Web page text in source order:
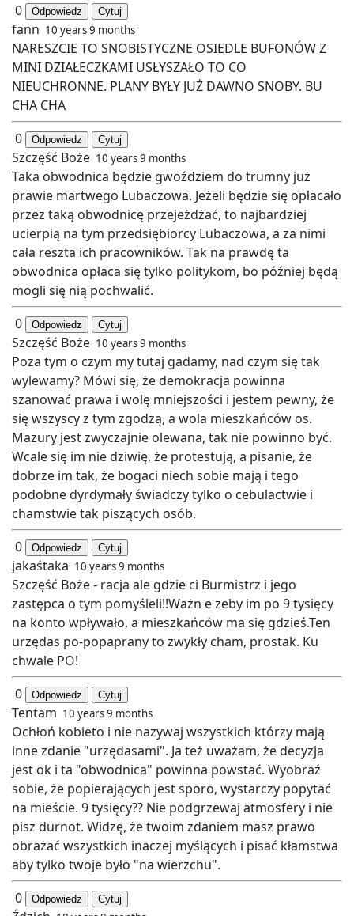
0
Odpowiedz Cytuj
fann 10 years 9 months
NARESZCIE TO SNOBISTYCZNE OSIEDLE BUFONÓW Z
MINI DZIAŁECZKAMI USŁYSZAŁO TO CO
NIEUCHRONNE. PLANY BYŁY JUŻ DAWNO SNOBY. BU
CHA CHA
0
Odpowiedz Cytuj
Szczęść Boże 10 years 9 months
Taka obwodnica będzie gwoździem do trumny już
prawie martwego Lubaczowa. Jeżeli będzie się opłacało
przez taką obwodnicę przejeżdżać, to najbardziej
ucierpią na tym przedsiębiorcy Lubaczowa, a za nimi
cała reszta ich pracowników. Tak na prawdę ta
obwodnica opłaca się tylko politykom, bo później będą
mogli się nią pochwalić.
0
Odpowiedz Cytuj
Szczęść Boże 10 years 9 months
Poza tym o czym my tutaj gadamy, nad czym się tak
wylewamy? Mówi się, że demokracja powinna
szanować prawa i wolę mniejszości i jestem pewny, że
się wszyscy z tym zgodzą, a wola mieszkańców os.
Mazury jest zwyczajnie olewana, tak nie powinno być.
Wcale się im nie dziwię, że protestują, a pisanie, że
dobrze im tak, że bogaci niech sobie mają i tego
podobne dyrdymały świadczy tylko o cebulactwie i
chamstwie tak piszących osób.
0
Odpowiedz Cytuj
jakaśtaka 10 years 9 months
Szczęść Boże - racja ale gdzie ci Burmistrz i jego
zastępca o tym pomyśleli!!Ważn e zeby im po 9 tysięcy
na konto wpływało, a mieszkańców ma się gdzieś.Ten
urzędas po-popaprany to zwykły cham, prostak. Ku
chwale PO!
0
Odpowiedz Cytuj
Tentam 10 years 9 months
Ochłoń kobieto i nie nazywaj wszystkich którzy mają
inne zdanie "urzędasami". Ja też uważam, że decyzja
jest ok i ta "obwodnica" powinna powstać. Wyobraź
sobie, że popierających jest sporo, wystarczy popytać
na mieście. 9 tysięcy?? Nie podgrzewaj atmosfery i nie
pisz durnot. Widzę, że twoim zdaniem masz prawo
obrażać wszystkich inaczej myślących i pisać kłamstwa
aby tylko twoje było "na wierzchu".
0
Odpowiedz Cytuj